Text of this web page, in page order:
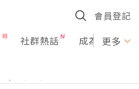
會員登記
社群熱話 成為U更多